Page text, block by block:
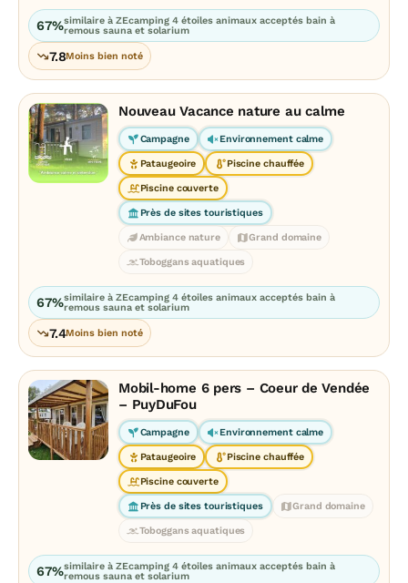
67%similaire à ZEcamping 4 étoiles animaux acceptés bain à
remous sauna et solarium
7.8Moins bien noté
Nouveau Vacance nature au calme
Campagne Environnement calme
Pataugeoire Piscine chauffée
Piscine couverte
Près de sites touristiques
Ambiance nature Grand domaine
Toboggans aquatiques
67%similaire à ZEcamping 4 étoiles animaux acceptés bain à
remous sauna et solarium
7.4Moins bien noté
Mobil-home 6 pers – Coeur de Vendée
– PuyDuFou
Campagne Environnement calme
Pataugeoire Piscine chauffée
Piscine couverte
Près de sites touristiques Grand domaine
Toboggans aquatiques
67%similaire à ZEcamping 4 étoiles animaux acceptés bain à
remous sauna et solarium